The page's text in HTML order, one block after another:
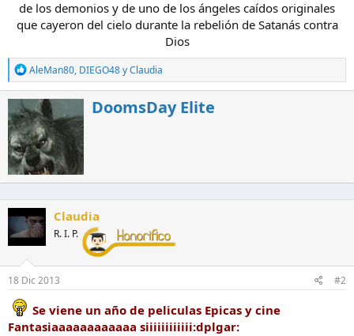
de los demonios y de uno de los ángeles caídos originales
que cayeron del cielo durante la rebelión de Satanás contra
Dios​
R
e
a
c
c
i
o
n
e
s
AleMan80, DIEGO48yClaudia
E
s
o
o
r
DoomsDay Elite
Claudia
R. I. P.
18 Dic 2013 #2
Se viene un año de peliculas Epicas y cine
Fantasiaaaaaaaaaaaa siiiiiiiiiiii:dplgar: